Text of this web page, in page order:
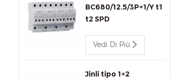
BC680/12.5/3P+1/Y t1
t2 SPD
Vedi Di Più
Jinli tipo 1+2